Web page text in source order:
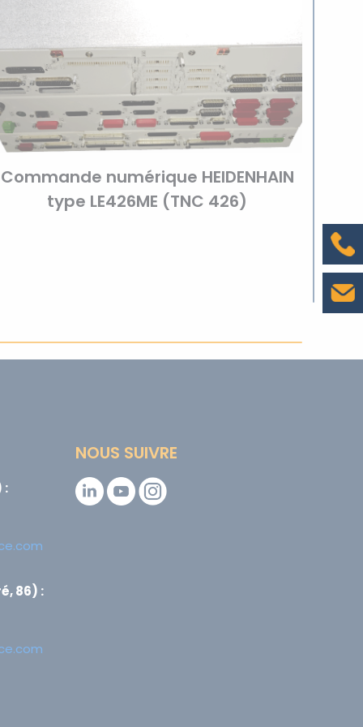
Commande numérique HEIDENHAIN
type LE426ME (TNC 426)
:
86) :
NOUS SUIVRE